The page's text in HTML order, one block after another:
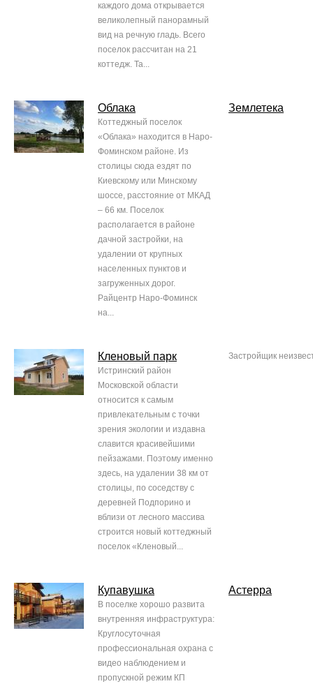
каждого дома открывается
великолепный панорамный
вид на речную гладь. Всего
поселок рассчитан на 21
коттедж. Та...
Облака
Коттеджный поселок
«Облака» находится в Наро-
Фоминском районе. Из
столицы сюда ездят по
Киевскому или Минскому
шоссе, расстояние от МКАД
– 66 км. Поселок
располагается в районе
дачной застройки, на
удалении от крупных
населенных пунктов и
загруженных дорог.
Райцентр Наро-Фоминск
на...
Землетека
Кленовый парк
Истринский район
Московской области
относится к самым
привлекательным с точки
зрения экологии и издавна
славится красивейшими
пейзажами. Поэтому именно
здесь, на удалении 38 км от
столицы, по соседству с
деревней Подпорино и
вблизи от лесного массива
строится новый коттеджный
поселок «Кленовый...
Застройщик
Купавушка
В поселке хорошо развита
внутренняя инфраструктура:
Круглосуточная
профессиональная охрана с
видео наблюдением и
пропускной режим КП
Астерра